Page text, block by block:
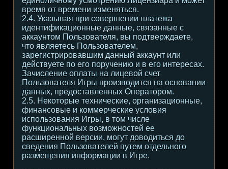
время от времени изменяться.
2.4. Указывая при совершении платежа
идентификационные данные, связанные с
аккаунтом Пользователя, вы подтверждаете,
что являетесь Пользователем,
зарегистрировавшим данный аккаунт или
действуете по его поручению и в его интересах.
Зачисление оплаты на лицевой счет
Пользователя Игры производится на основании
данных, предоставленных Оператором.
2.5. Некоторые технические, организационные,
финансовые и коммерческие условия
использования Игры, в том числе
функциональных возможностей ее
расширенной версии, могут доводиться до
сведения Пользователей путем отдельного
размещения информации в Игре.